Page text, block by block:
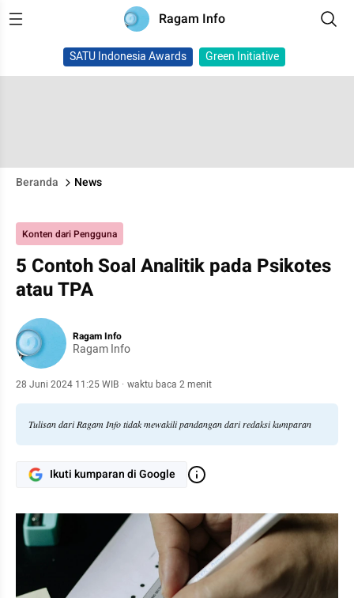
Ragam Info
SATU Indonesia Awards Green Initiative
Beranda News
Konten dari Pengguna
5 Contoh Soal Analitik pada Psikotes
atau TPA
Ragam Info
Ragam Info
28 Juni 2024 11:25 WIB · waktu baca 2 menit
Tulisan dari Ragam Info tidak mewakili pandangan dari redaksi kumparan
Ikuti kumparan di Google